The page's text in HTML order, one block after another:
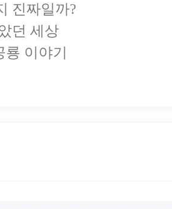
진짜일까?
던 세상
이야기